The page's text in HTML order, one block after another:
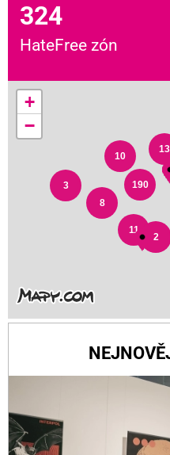
324
HateFree zón
3
2
13
10
8
11
190
+
−